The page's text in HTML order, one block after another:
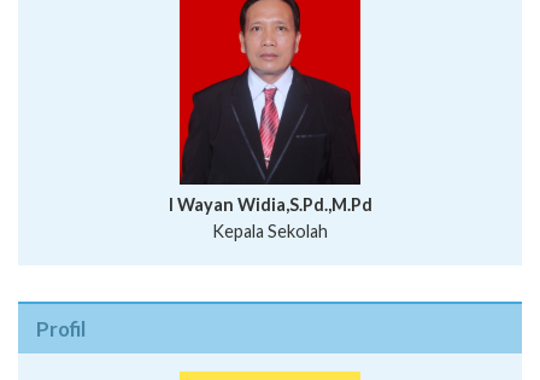
I Wayan Widia,S.Pd.,M.Pd
Kepala Sekolah
Profil